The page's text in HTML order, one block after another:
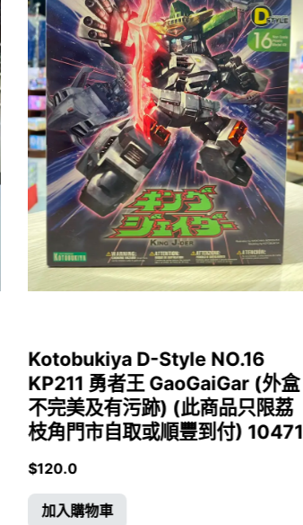
Kotobukiya D-Style NO.16
KP211 勇者王 GaoGaiGar (外盒
不完美及有污跡) (此商品只限荔
枝角門市自取或順豐到付) 10471
$120.0
加入購物車